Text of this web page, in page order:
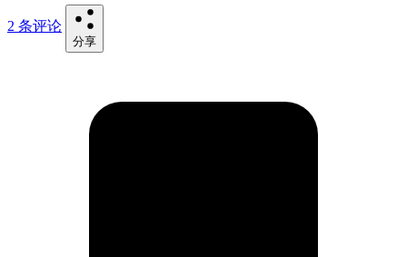
2 条评论
分享